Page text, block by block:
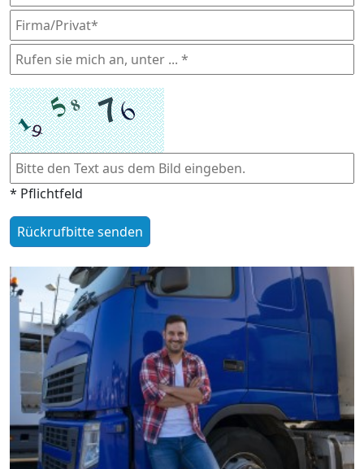
* Pflichtfeld